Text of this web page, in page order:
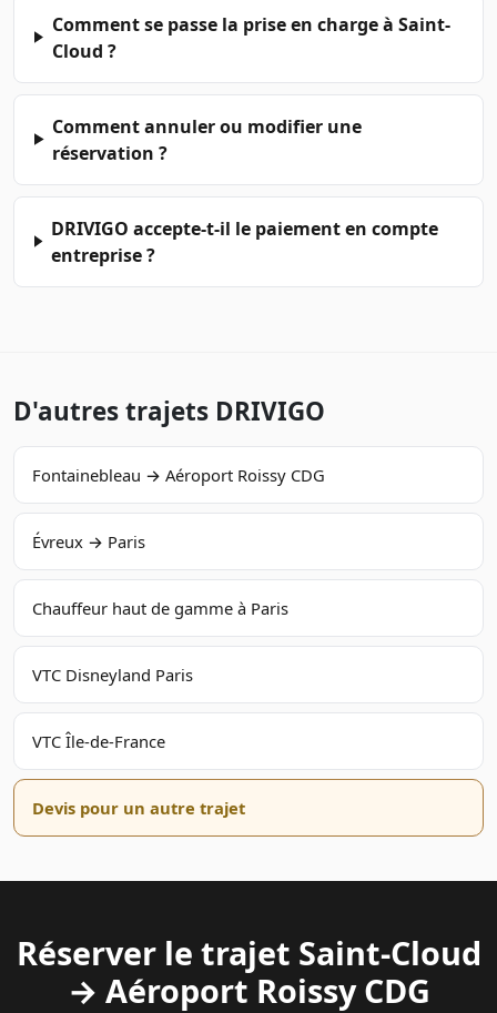
Comment se passe la prise en charge à Saint-
Cloud ?
Comment annuler ou modifier une
réservation ?
DRIVIGO accepte-t-il le paiement en compte
entreprise ?
D'autres trajets DRIVIGO
Fontainebleau → Aéroport Roissy CDG
Évreux → Paris
Chauffeur haut de gamme à Paris
VTC Disneyland Paris
VTC Île-de-France
Devis pour un autre trajet
Réserver le trajet Saint-Cloud
→ Aéroport Roissy CDG